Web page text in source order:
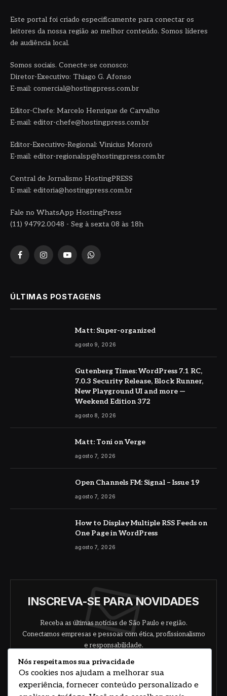
Este portal foi criado especificamente para conectar os
leitores da nossa região ao melhor conteúdo. Somos líderes
de audiência local.
Somos sociais. Conecte-se conosco:
Diretor-Executivo: Thiago G. Afonso
E-mail: comercial@hostingpress.com.br
Editor-Chefe: Marcelo Henrique de Carvalho
E-mail: editor-chefe@hostingpress.com.br
Editor-Executivo-Regional: Vinicius Mororó
E-mail: editor-regionalsp@hostingpress.com.br
Central de Jornalismo HostingPRESS
E-mail: editoria@hostingpress.com.br
Fale no WhatsApp HostingPress
(11) 94792.0048 - Seg à sexta 08 às 18h
FacebookInstagramYouTubeWhatsApp
ÚLTIMAS POSTAGENS
Matt: Super-organized
agosto 9, 2026
Gutenberg Times: WordPress 7.1 RC,
7.0.3 Security Release, Block Runner,
New Playground UI and more —
Weekend Edition 372
agosto 8, 2026
Matt: Toni on Verge
agosto 7, 2026
Open Channels FM: Signal – Issue 19
agosto 7, 2026
How to Display Multiple RSS Feeds on
One Page in WordPress
agosto 7, 2026
INSCREVA-SE PARA NOVIDADES
Receba as últimas notícias de São Paulo e região.
Conectamos empresas e pessoas com ética, profissionalismo
e responsabilidade.
Nós respeitamos sua privacidade
Os cookies nos ajudam a melhorar sua
experiência, fornecer conteúdo personalizado e